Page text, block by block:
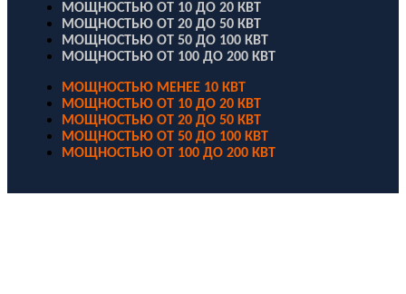
МОЩНОСТЬЮ ОТ 10 ДО 20 КВТ
МОЩНОСТЬЮ ОТ 20 ДО 50 КВТ
МОЩНОСТЬЮ ОТ 50 ДО 100 КВТ
МОЩНОСТЬЮ ОТ 100 ДО 200 КВТ
МОЩНОСТЬЮ МЕНЕЕ 10 КВТ
МОЩНОСТЬЮ ОТ 10 ДО 20 КВТ
МОЩНОСТЬЮ ОТ 20 ДО 50 КВТ
МОЩНОСТЬЮ ОТ 50 ДО 100 КВТ
МОЩНОСТЬЮ ОТ 100 ДО 200 КВТ